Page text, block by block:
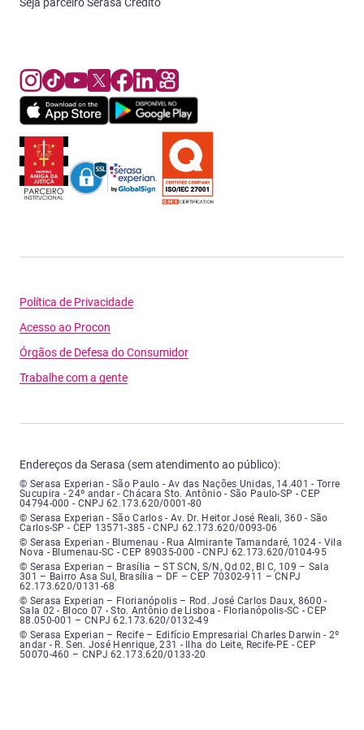
Seja parceiro Serasa Crédito
Política de Privacidade
Acesso ao Procon
Órgãos de Defesa do Consumidor
Trabalhe com a gente
Endereços da Serasa (sem atendimento ao público):
Serasa Experian - São Paulo - Endereço: Avenida das Nações Unidas,
© Serasa Experian - São Paulo - Av das Nações Unidas, 14.401 - Torre
Sucupira - 24º andar - Chácara Sto. Antônio - São Paulo-SP - CEP
04794-000 - CNPJ 62.173.620/0001-80
Serasa Experian - São Carlos - Endereço: Avenida Doutor Heitor José
© Serasa Experian - São Carlos - Av. Dr. Heitor José Reali, 360 - São
Carlos-SP - CEP 13571-385 - CNPJ 62.173.620/0093-06
Serasa Experian - Blumenau - Endereço: Rua Almirante Tamandaré,
© Serasa Experian - Blumenau - Rua Almirante Tamandaré, 1024 - Vila
Nova - Blumenau-SC - CEP 89035-000 - CNPJ 62.173.620/0104-95
Serasa Experian - Brasília, Endereço: Setor Comercial Norte, sem
© Serasa Experian – Brasília – ST SCN, S/N, Qd 02, Bl C, 109 – Sala
301 – Bairro Asa Sul, Brasília – DF – CEP 70302-911 – CNPJ
62.173.620/0131-68
Serasa Experian - Florianópolis, Endereço: Rodovia José Carlos, número
© Serasa Experian – Florianópolis – Rod. José Carlos Daux, 8600 -
Sala 02 - Bloco 07 - Sto. Antônio de Lisboa - Florianópolis-SC - CEP
88.050-001 – CNPJ 62.173.620/0132-49
Serasa Experian - Recife, Endereço: Edifício Empresarial Charles Darwin,
© Serasa Experian – Recife – Edifício Empresarial Charles Darwin - 2º
andar - R. Sen. José Henrique, 231 - Ilha do Leite, Recife-PE - CEP
50070-460 – CNPJ 62.173.620/0133-20